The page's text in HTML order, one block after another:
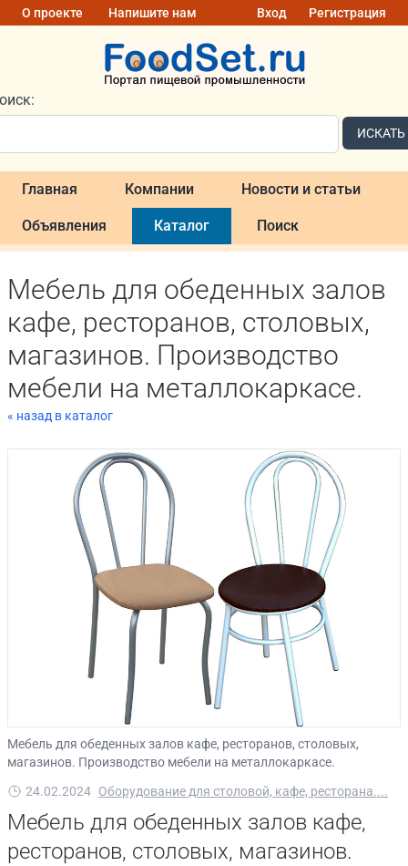
О проекте Напишите нам Вход Регистрация
ИСКАТЬ
Главная Компании Новости и статьи
Объявления Каталог Поиск
Мебель для обеденных залов
кафе, ресторанов, столовых,
магазинов. Производство
мебели на металлокаркасе.
« назад в каталог
Мебель для обеденных залов кафе, ресторанов, столовых,
магазинов. Производство мебели на металлокаркасе.
24.02.2024 Оборудование для столовой, кафе, ресторана....
Мебель для обеденных залов кафе,
ресторанов, столовых, магазинов.